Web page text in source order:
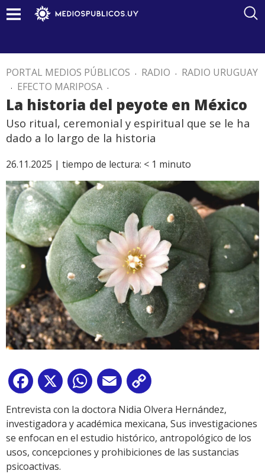
PORTAL MEDIOS PÚBLICOS . RADIO . RADIO URUGUAY
. EFECTO MARIPOSA .
La historia del peyote en México
Uso ritual, ceremonial y espiritual que se le ha
dado a lo largo de la historia
26.11.2025 | tiempo de lectura: < 1 minuto
Facebook
X WhatsApp
Email
Link
Entrevista con la doctora Nidia Olvera Hernández,
investigadora y académica mexicana, Sus investigaciones
se enfocan en el estudio histórico, antropológico de los
usos, concepciones y prohibiciones de las sustancias
psicoactivas.